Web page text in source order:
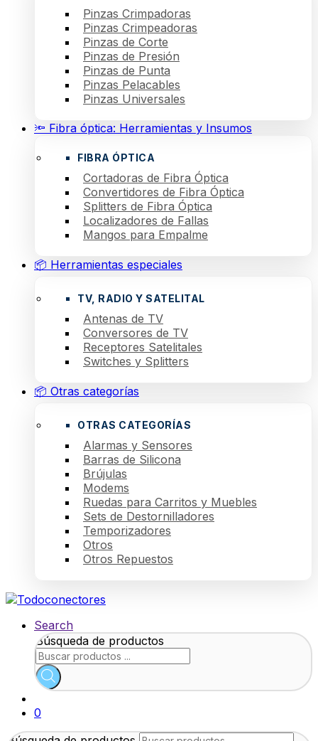
Pinzas Crimpadoras
Pinzas Crimpeadoras
Pinzas de Corte
Pinzas de Presión
Pinzas de Punta
Pinzas Pelacables
Pinzas Universales
🔦 Fibra óptica: Herramientas y Insumos
FIBRA ÓPTICA
Cortadoras de Fibra Óptica
Convertidores de Fibra Óptica
Splitters de Fibra Óptica
Localizadores de Fallas
Mangos para Empalme
📦 Herramientas especiales
TV, RADIO Y SATELITAL
Antenas de TV
Conversores de TV
Receptores Satelitales
Switches y Splitters
📦 Otras categorías
OTRAS CATEGORÍAS
Alarmas y Sensores
Barras de Silicona
Brújulas
Modems
Ruedas para Carritos y Muebles
Sets de Destornilladores
Temporizadores
Otros
Otros Repuestos
Search
Búsqueda de productos
0